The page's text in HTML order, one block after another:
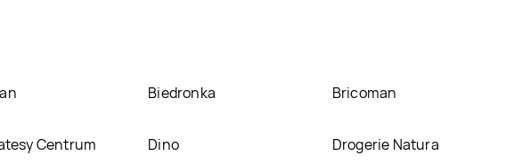
Biedronka Bricoman
Centrum Dino Drogerie Natura